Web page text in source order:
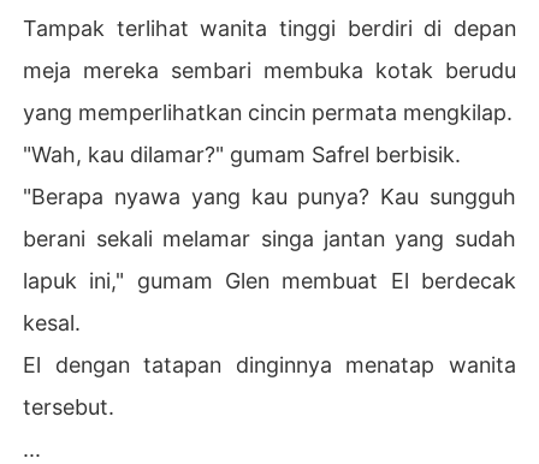
Tampak terlihat wanita tinggi berdiri di depan
meja mereka sembari membuka kotak berudu
yang memperlihatkan cincin permata mengkilap.
"Wah, kau dilamar?" gumam Safrel berbisik.
"Berapa nyawa yang kau punya? Kau sungguh
berani sekali melamar singa jantan yang sudah
lapuk ini," gumam Glen membuat El berdecak
kesal.
El dengan tatapan dinginnya menatap wanita
tersebut.
...